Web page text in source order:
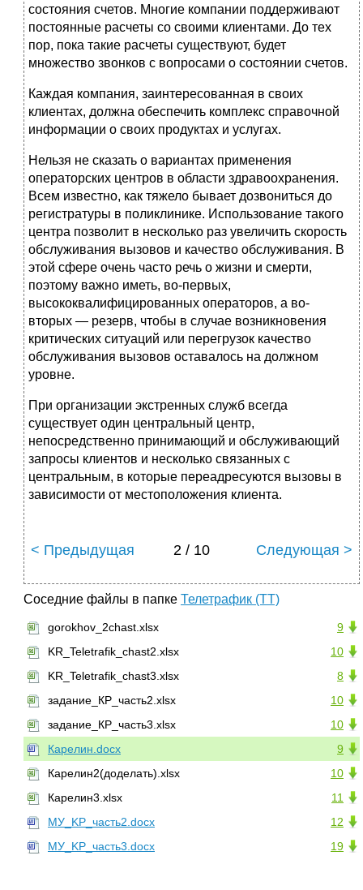
состояния счетов. Многие компании поддерживают
постоянные расчеты со своими клиентами. До тех
пор, пока такие расчеты существуют, будет
множество звонков с вопросами о состоянии счетов.
Каждая компания, заинтересованная в своих
клиентах, должна обеспечить комплекс справочной
информации о своих продуктах и услугах.
Нельзя не сказать о вариантах применения
операторских центров в области здравоохранения.
Всем известно, как тяжело бывает дозвониться до
регистратуры в поликлинике. Использование такого
центра позволит в несколько раз увеличить скорость
обслуживания вызовов и качество обслуживания. В
этой сфере очень часто речь о жизни и смерти,
поэтому важно иметь, во-первых,
высококвалифицированных операторов, а во-
вторых — резерв, чтобы в случае возникновения
критических ситуаций или перегрузок качество
обслуживания вызовов оставалось на должном
уровне.
При организации экстренных служб всегда
существует один центральный центр,
непосредственно принимающий и обслуживающий
запросы клиентов и несколько связанных с
центральным, в которые переадресуются вызовы в
зависимости от местоположения клиента.
< Предыдущая 2 / 10 Следующая >
Соседние файлы в папке Телетрафик (ТТ)
9
gorokhov_2chast.xlsx
10
KR_Teletrafik_chast2.xlsx
8
KR_Teletrafik_chast3.xlsx
10
задание_КР_часть2.xlsx
10
задание_КР_часть3.xlsx
9
Карелин.docx
10
Карелин2(доделать).xlsx
11
Карелин3.xlsx
12
МУ_KP_часть2.docx
19
МУ_KP_часть3.docx